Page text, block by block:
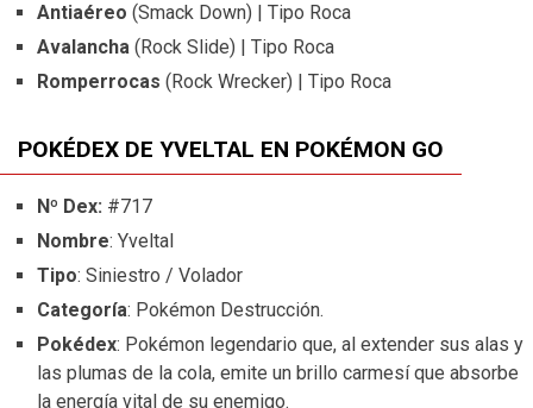
Antiaéreo (Smack Down) | Tipo Roca
Avalancha (Rock Slide) | Tipo Roca
Romperrocas (Rock Wrecker) | Tipo Roca
POKÉDEX DE YVELTAL EN POKÉMON GO
Nº Dex: #717
Nombre: Yveltal
Tipo: Siniestro / Volador
Categoría: Pokémon Destrucción.
Pokédex: Pokémon legendario que, al extender sus alas y
las plumas de la cola, emite un brillo carmesí que absorbe
la energía vital de su enemigo.